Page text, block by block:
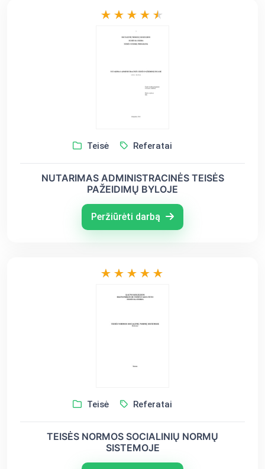
Teisė Referatai
NUTARIMAS ADMINISTRACINĖS TEISĖS
PAŽEIDIMŲ BYLOJE
Peržiūrėti darbą
Teisė Referatai
TEISĖS NORMOS SOCIALINIŲ NORMŲ
SISTEMOJE